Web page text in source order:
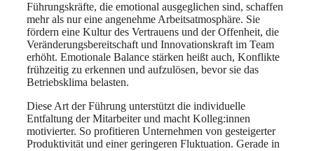
Führungskräfte, die emotional ausgeglichen sind, schaffen
mehr als nur eine angenehme Arbeitsatmosphäre. Sie
fördern eine Kultur des Vertrauens und der Offenheit, die
Veränderungsbereitschaft und Innovationskraft im Team
erhöht. Emotionale Balance stärken heißt auch, Konflikte
frühzeitig zu erkennen und aufzulösen, bevor sie das
Betriebsklima belasten.
Diese Art der Führung unterstützt die individuelle
Entfaltung der Mitarbeiter und macht Kolleg:innen
motivierter. So profitieren Unternehmen von gesteigerter
Produktivität und einer geringeren Fluktuation. Gerade in